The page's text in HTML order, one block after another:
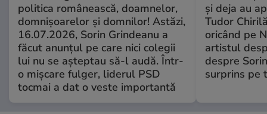
politica românească, doamnelor,
domnișoarelor și domnilor! Astăzi,
16.07.2026, Sorin Grindeanu a
făcut anunțul pe care nici colegii
lui nu se așteptau să-l audă. Într-
o mișcare fulger, liderul PSD
tocmai a dat o veste importantă
și deja au
Tudor
oricând pe
artistul
despre
surprins pe